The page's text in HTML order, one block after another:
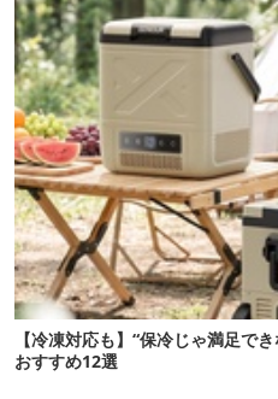
【冷凍対応も】“保冷じゃ満足で
おすすめ12選